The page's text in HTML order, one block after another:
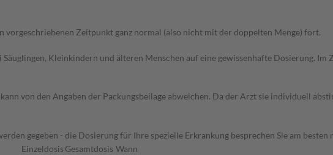
vorgeschriebenen Zeitpunkt ganz normal (also nicht mit der doppelten Menge) fort.
Kleinkindern und älteren Menschen auf eine gewissenhafte Dosierung.
von den Angaben der Packungsbeilage abweichen. Da der Arzt sie individuell
gegeben - die Dosierung für Ihre spezielle Erkrankung besprechen Sie am
Einzeldosis Gesamtdosis Wann